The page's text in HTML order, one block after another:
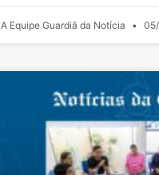
A Equipe Guardiã da Notícia